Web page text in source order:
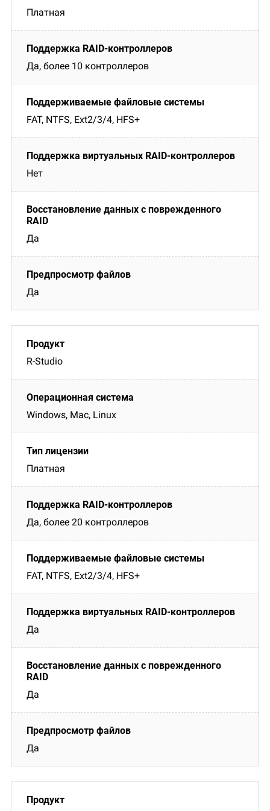
Платная
Да, более 10 контроллеров
FAT, NTFS, Ext2/3/4, HFS+
Нет
Да
Да
R-Studio
Windows, Mac, Linux
Платная
Да, более 20 контроллеров
FAT, NTFS, Ext2/3/4, HFS+
Да
Да
Да